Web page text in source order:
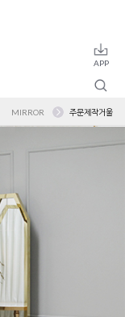
MIRROR 주문제작거울